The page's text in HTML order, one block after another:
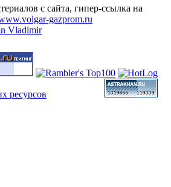
с сайта, гипер-ссылка на
gazprom.ru
Vladimir